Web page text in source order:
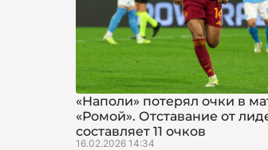
«Наполи» потерял очки в
«Ромой». Отставание от
составляет 11 очков
16.02.2026 14:34